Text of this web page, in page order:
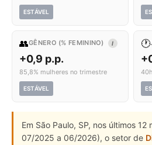
ESTÁVEL
👥GÊNERO (% FEMININO) I
+0,9 p.p.
85,8% mulheres no trimestre
ESTÁVEL
🕐
Em São Paulo, SP, nos últimos 12
07/2025 a 06/2026), o setor de